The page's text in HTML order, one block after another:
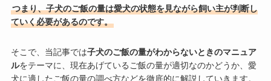
つまり、子犬のご飯の量は愛犬の状態を見ながら飼い主が判断し
ていく必要があるのです。
そこで、当記事では子犬のご飯の量がわからないときのマニュア
ルをテーマに、現在あげているご飯の量が適切なのかどうか、愛
犬に適したご飯の量の調べ方などを徹底的に解説していきます。